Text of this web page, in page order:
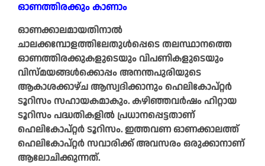
ഓണത്തിരക്കും കാണാം
ഓണക്കാലമായതിനാൽ
ചാലക്കമ്പോളത്തിലേതുൾപ്പെടെ തലസ്ഥാനത്തെ
ഓണത്തിരക്കുകളുടെയും വിപണികളുടെയും
വിസ്മയങ്ങൾക്കൊപ്പം അനന്തപുരിയുടെ
ആകാശക്കാഴ്ച ആസ്വദിക്കാനും ഹെലികോപ്റ്റർ
ടൂറിസം സഹായകമാകും. കഴിഞ്ഞവർഷം ഹിറ്റായ
ടൂറിസം പദ്ധതികളിൽ പ്രധാനപ്പെട്ടതാണ്
ഹെലികോപ്റ്റർ ടൂറിസം. ഇത്തവണ ഓണക്കാലത്ത്
ഹെലികോപ്റ്റർ സവാരിക്ക് അവസരം ഒരുക്കാനാണ്
ആലോചിക്കുന്നത്.